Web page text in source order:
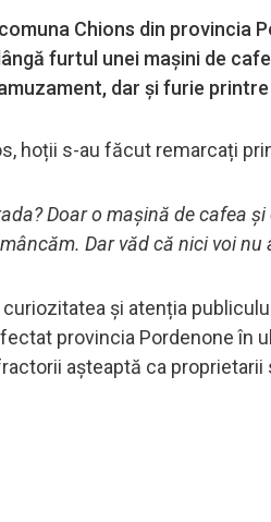
Chions din provincia
furtul unei mașini de
dar și furie
hoții s-au făcut remarcați
Doar o mașină de cafea
Dar văd că nici voi nu
și atenția
provincia Pordenone în
așteaptă ca